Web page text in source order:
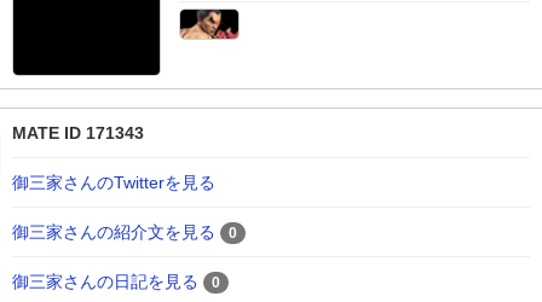
MATE ID 171343
御三家さんのTwitterを見る
御三家さんの紹介文を見る 0
御三家さんの日記を見る 0